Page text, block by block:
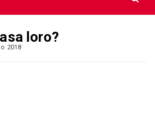
loro?
2018